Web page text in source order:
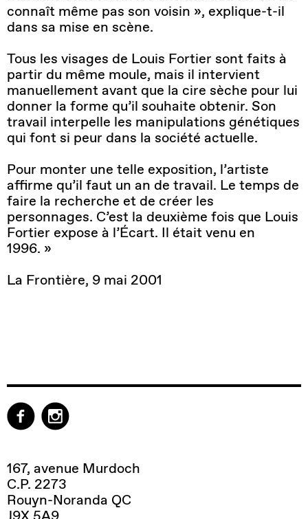
connaît même pas son voisin », explique-t-il
dans sa mise en scène.
Tous les visages de Louis Fortier sont faits à
partir du même moule, mais il intervient
manuellement avant que la cire sèche pour lui
donner la forme qu’il souhaite obtenir. Son
travail interpelle les manipulations génétiques
qui font si peur dans la société actuelle.
Pour monter une telle exposition, l’artiste
affirme qu’il faut un an de travail. Le temps de
faire la recherche et de créer les
personnages. C’est la deuxième fois que Louis
Fortier expose à l’Écart. Il était venu en
1996. »
La Frontière, 9 mai 2001
167, avenue Murdoch
C.P. 2273
Rouyn-Noranda QC